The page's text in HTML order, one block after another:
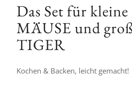
Das Set für
MÄUSE und
TIGER
Kochen & Backen, leicht gemacht!